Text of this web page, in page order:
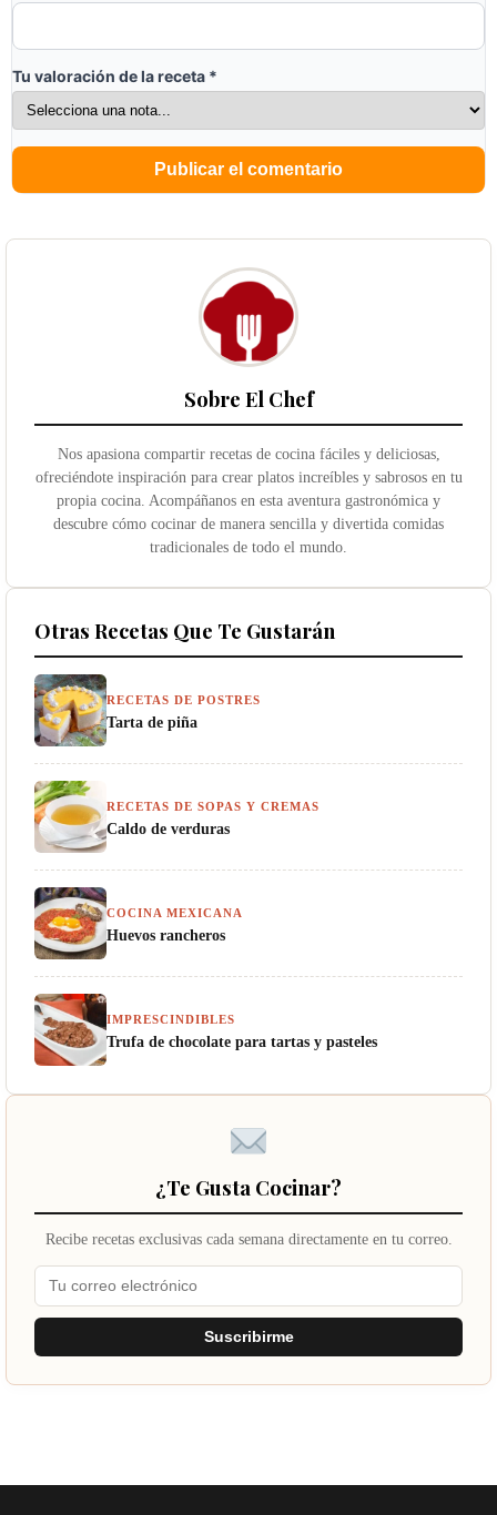
Tu valoración de la receta *
Sobre El Chef
Nos apasiona compartir recetas de cocina fáciles y deliciosas,
ofreciéndote inspiración para crear platos increíbles y sabrosos en tu
propia cocina. Acompáñanos en esta aventura gastronómica y
descubre cómo cocinar de manera sencilla y divertida comidas
tradicionales de todo el mundo.
Otras Recetas Que Te Gustarán
RECETAS DE POSTRES
Tarta de piña
RECETAS DE SOPAS Y CREMAS
Caldo de verduras
COCINA MEXICANA
Huevos rancheros
IMPRESCINDIBLES
Trufa de chocolate para tartas y pasteles
¿Te Gusta Cocinar?
Recibe recetas exclusivas cada semana directamente en tu correo.
Suscribirme